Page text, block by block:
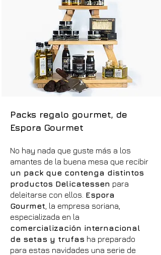
Packs regalo gourmet, de
Espora Gourmet
No hay nada que guste más a los
amantes de la buena mesa que recibir
un pack que contenga distintos
productos Delicatessen para
deleitarse con ellos. Espora
Gourmet , la empresa soriana,
especializada en la
comercialización internacional
de setas y trufas ha preparado
para estas navidades una serie de